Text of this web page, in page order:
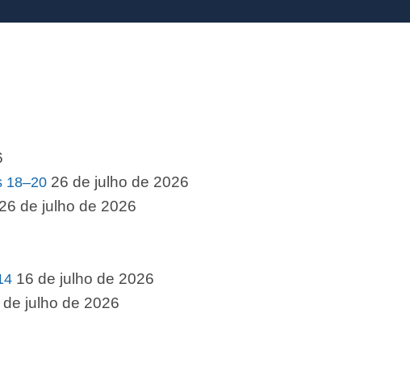
18–20 26 de julho de 2026
26 de julho de 2026
16 de julho de 2026
de julho de 2026